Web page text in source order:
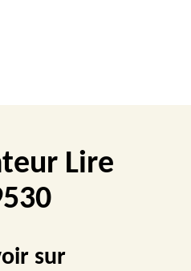
Lire
sur